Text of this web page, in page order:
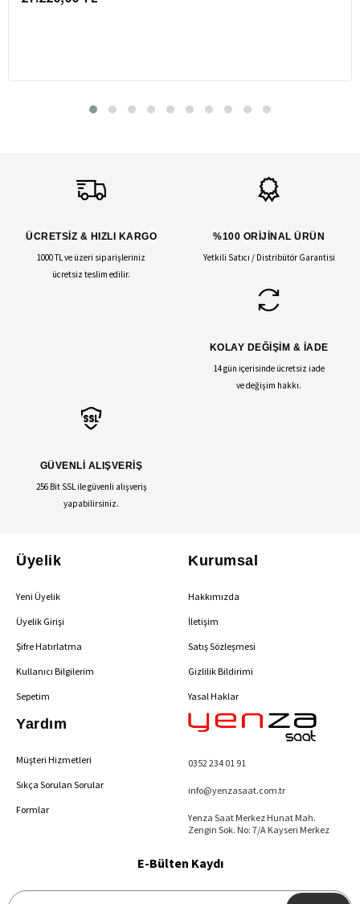
ÜCRETSİZ & HIZLI KARGO
1000 TL ve üzeri siparişleriniz
ücretsiz teslim edilir.
%100 ORİJİNAL ÜRÜN
Yetkili Satıcı / Distribütör Garantisi
KOLAY DEĞİŞİM & İADE
14 gün içerisinde ücretsiz iade
ve değişim hakkı.
GÜVENLİ ALIŞVERİŞ
256 Bit SSL ile güvenli alışveriş
yapabilirsiniz.
Üyelik
Yeni Üyelik
Üyelik Girişi
Şifre Hatırlatma
Kullanıcı Bilgilerim
Sepetim
Kurumsal
Hakkımızda
İletişim
Satış Sözleşmesi
Gizlilik Bildirimi
Yasal Haklar
Yardım
Müşteri Hizmetleri
Sıkça Sorulan Sorular
Formlar
0352 234 01 91
info@yenzasaat.com.tr
Yenza Saat Merkez Hunat Mah.
Zengin Sok. No: 7/A Kayseri Merkez
E-Bülten Kaydı